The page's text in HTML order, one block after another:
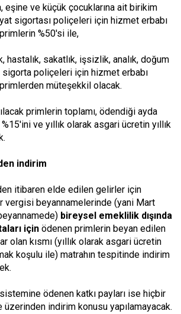
eşine ve küçük çocuklarına ait birikim
sigortası poliçeleri için hizmet erbabı
%50'si ile,
hastalık, sakatlık, işsizlik, analık, doğum
sigorta poliçeleri için hizmet erbabı
müteşekkil olacak.
primlerin toplamı, ödendiği ayda
ve yıllık olarak asgari ücretin yıllık
indirim
itibaren elde edilen gelirler için
vergisi beyannamelerinde (yani Mart
bireysel emeklilik dışında
için ödenen primlerin beyan edilen
olan kısmı (yıllık olarak asgari ücretin
koşulu ile) matrahın tespitinde indirim
ödenen katkı payları ise hiçbir
indirim konusu yapılamayacak.